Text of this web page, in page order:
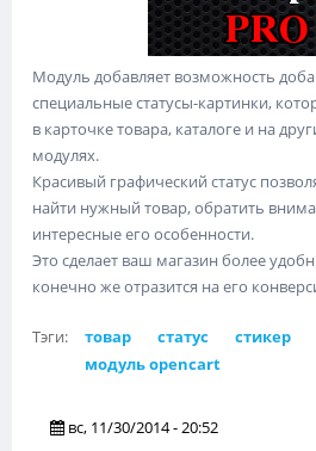
Модуль добавляет возможность
специальные статусы-картинки,
в карточке товара, каталоге и на
модулях.
Красивый графический статус
найти нужный товар, обратить
интересные его особенности.
Это сделает ваш магазин более
конечно же отразится на его
Тэги: товар статус стикер
модуль opencart
вс, 11/30/2014 - 20:52